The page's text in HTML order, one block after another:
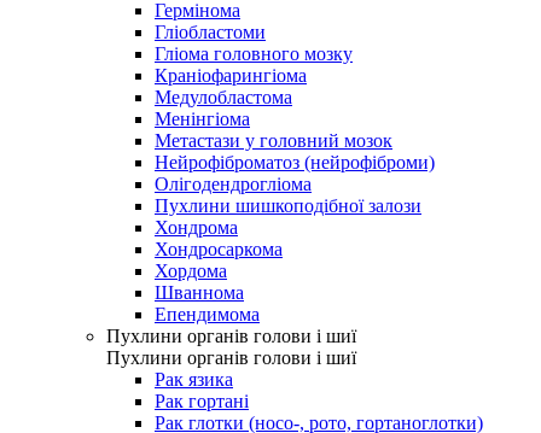
Гермінома
Гліобластоми
Гліома головного мозку
Краніофарингіома
Медулобластома
Менінгіома
Метастази у головний мозок
Нейрофіброматоз (нейрофіброми)
Олігодендрогліома
Пухлини шишкоподібної залози
Хондрома
Хондросаркома
Хордома
Шваннома
Епендимома
Пухлини органів голови і шиї
Пухлини органів голови і шиї
Рак язика
Рак гортані
Рак глотки (носо-, рото, гортаноглотки)